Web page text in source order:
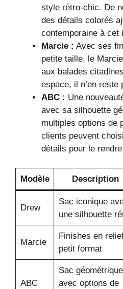
style rétro-chic. De
des détails colorés
contemporaine à cet
Marcie : Avec ses
petite taille, le
aux balades
espace, il n’en reste
ABC : Une
avec sa silhouette
multiples options de
clients peuvent
détails pour le
Modèle Description
Drew
Sac iconique
une silhouette
Marcie
Finishes en
petit format
ABC
Sac géométrique
avec options de